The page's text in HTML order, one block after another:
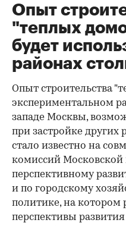
Опыт
"теплых
будет
районах
Опыт строительства
экспериментальном
западе Москвы,
при застройке
стало известно на
комиссий
перспективному
и по городскому
политике, на котором
перспективы